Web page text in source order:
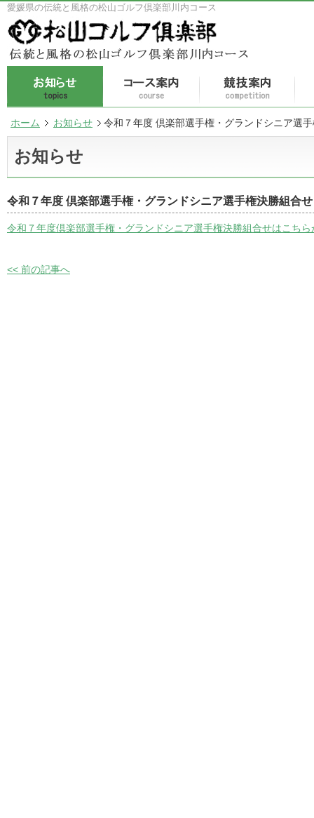
愛媛県の伝統と風格の松山ゴルフ倶楽部川内コース
ホーム お知らせ 令和７年度 倶楽部選手権・グランドシニア選
お知らせ
令和７年度 倶楽部選手権・グランドシニア選手権決勝組合せ
令和７年度倶楽部選手権・グランドシニア選手権決勝組合せはこちら
<< 前の記事へ